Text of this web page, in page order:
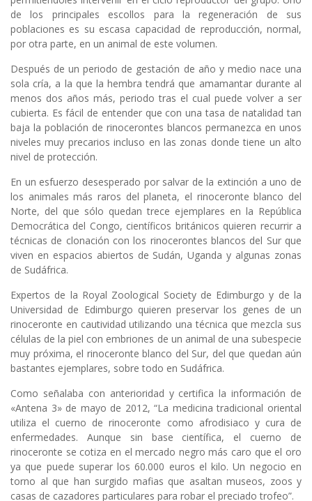
de los principales escollos para la regeneración de sus
poblaciones es su escasa capacidad de reproducción, normal,
por otra parte, en un animal de este volumen.
Después de un periodo de gestación de año y medio nace una
sola cría, a la que la hembra tendrá que amamantar durante al
menos dos años más, periodo tras el cual puede volver a ser
cubierta. Es fácil de entender que con una tasa de natalidad tan
baja la población de rinocerontes blancos permanezca en unos
niveles muy precarios incluso en las zonas donde tiene un alto
nivel de protección.
En un esfuerzo desesperado por salvar de la extinción a uno de
los animales más raros del planeta, el rinoceronte blanco del
Norte, del que sólo quedan trece ejemplares en la República
Democrática del Congo, científicos británicos quieren recurrir a
técnicas de clonación con los rinocerontes blancos del Sur que
viven en espacios abiertos de Sudán, Uganda y algunas zonas
de Sudáfrica.
Expertos de la Royal Zoological Society de Edimburgo y de la
Universidad de Edimburgo quieren preservar los genes de un
rinoceronte en cautividad utilizando una técnica que mezcla sus
células de la piel con embriones de un animal de una subespecie
muy próxima, el rinoceronte blanco del Sur, del que quedan aún
bastantes ejemplares, sobre todo en Sudáfrica.
Como señalaba con anterioridad y certifica la información de
«Antena 3» de mayo de 2012, “La medicina tradicional oriental
utiliza el cuerno de rinoceronte como afrodisiaco y cura de
enfermedades. Aunque sin base científica, el cuerno de
rinoceronte se cotiza en el mercado negro más caro que el oro
ya que puede superar los 60.000 euros el kilo. Un negocio en
torno al que han surgido mafias que asaltan museos, zoos y
casas de cazadores particulares para robar el preciado trofeo”.